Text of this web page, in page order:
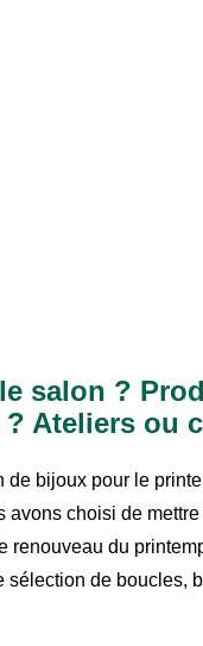
salon ?
Ateliers ou
de bijoux pour le
choisi de
renouveau du
de boucles,